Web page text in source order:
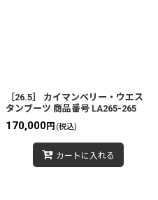
［26.5］ カイマンベリー・ウエス
タンブーツ 商品番号 LA265-265
170,000円 (税込)
カートに入れる